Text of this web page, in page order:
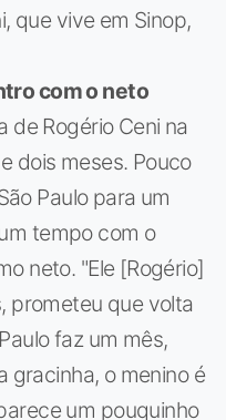
que vive em Sinop,
com o neto
de Rogério Ceni na
dois meses. Pouco
Paulo para um
tempo com o
neto. "Ele [Rogério]
prometeu que volta
faz um mês,
gracinha, o menino é
um pouquinho